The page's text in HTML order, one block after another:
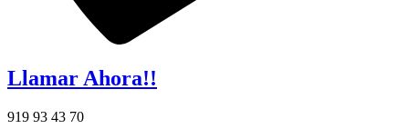
Llamar Ahora!!
919 93 43 70